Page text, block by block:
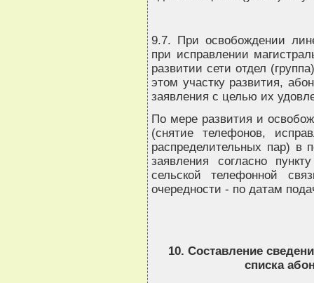
9.7. При освобождении
при исправлении
развитии сети отдел
этом участку развития,
заявления с целью их
По мере развития и
(снятие телефонов,
распределительных пар) в
заявления согласно
сельской телефонной
очередности - по датам
10. Составление
списка